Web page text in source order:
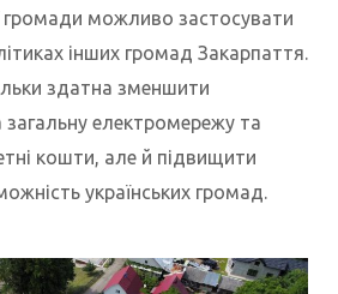
громади можливо застосувати
інших громад Закарпаття.
здатна зменшити
загальну електромережу та
кошти, але й підвищити
українських громад.